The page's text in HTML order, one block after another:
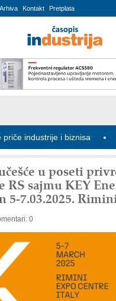
Arhiva Kontakt Pretplata
industrije i biznisa
u poseti
RS sajmu KEY
5-7.03.2025.
0